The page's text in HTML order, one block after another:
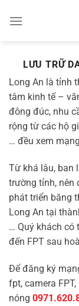
đến
LƯU TRỮ
Long An là tỉnh
tâm kinh tế –
đông đúc, nhu
rộng từ các hộ
… đều xem
Từ khá lâu, ban
trường tỉnh, nên
phát triển băng
Long An tại
… Quý khách có
đến FPT sau
Để đăng ký
fpt, camera
nóng